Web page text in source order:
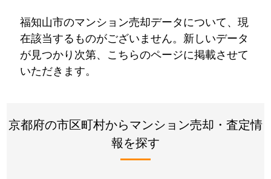
福知山市のマンション売却データについて、現
在該当するものがございません。新しいデータ
が見つかり次第、こちらのページに掲載させて
いただきます。
京都府の市区町村からマンション売却・査定情
報を探す